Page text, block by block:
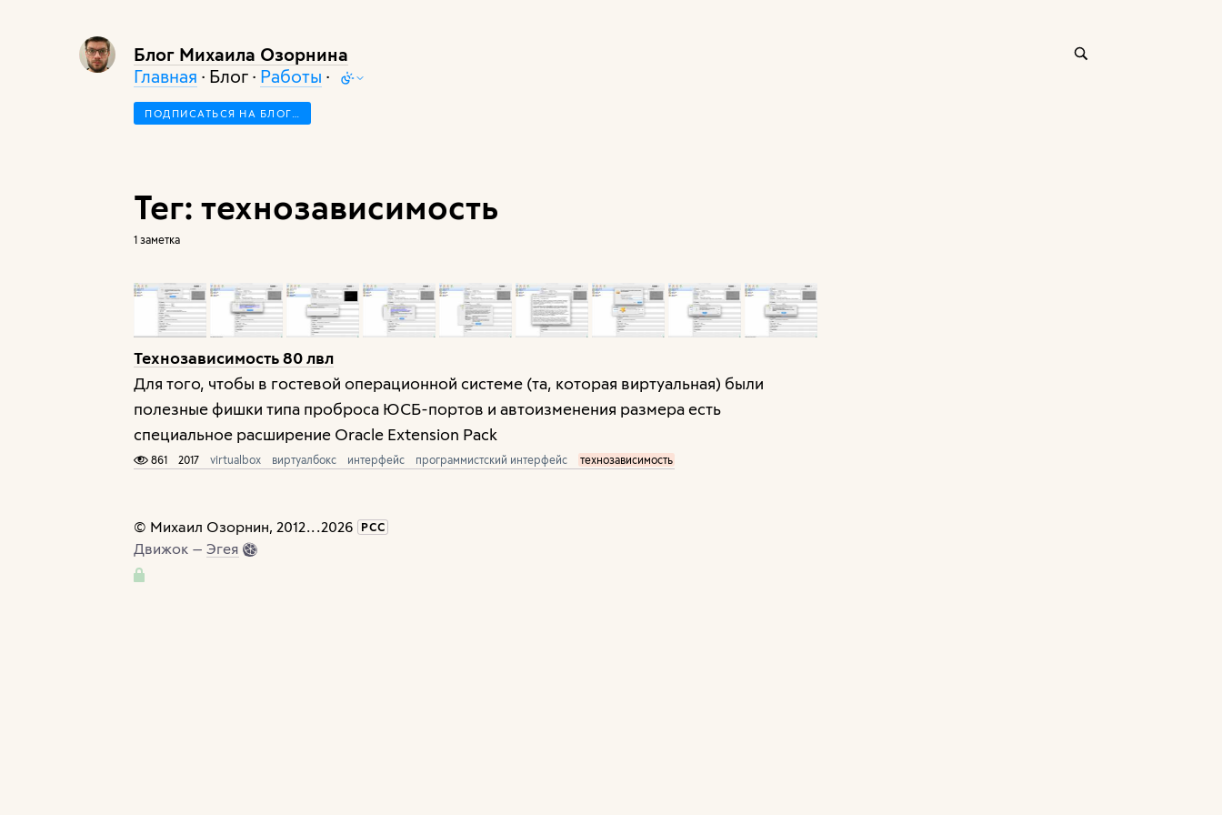
Блог Михаила Озорнина
Главная · Блог · Работы ·
ПОДПИСАТЬСЯ НА БЛОГ…
Тег: технозависимость
1 заметка
Технозависимость 80 лвл
Для того, чтобы в гостевой операционной системе (та, которая виртуальная) были
полезные фишки типа проброса ЮСБ-портов и автоизменения размера есть
специальное расширение Oracle Extension Pack
861 2017 virtualbox виртуалбокс интерфейс программистский интерфейс технозависимость
© Михаил Озорнин, 2012...2026 РСС
Движок —Эгея